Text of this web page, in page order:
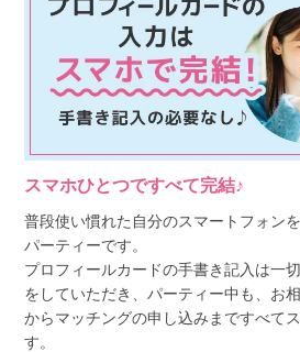
スマホひとつですべて完結♪
普段使い慣れた自分のスマートフォン
パーティーです。
プロフィールカードの手書き記入は一
をしていただき、パーティー中も、お
からマッチングの申し込みまですべて
す。